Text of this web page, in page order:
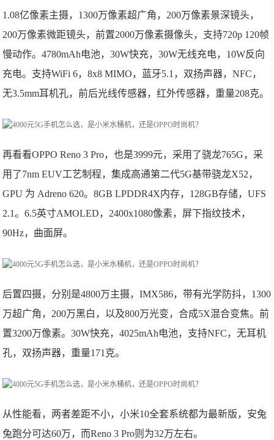
1.08亿像素主摄，1300万像素超广角，200万像素景深镜头，
200万像素微距镜头，前置2000万像素摄像头，支持720p 120帧
慢动作。4780mAh电池，30W快充，30W无线充电，10W反向
充电。支持WiFi 6，8x8 MIMO，蓝牙5.1，双扬声器，NFC，
无3.5mm耳机孔，前后光线传感器，红外传感器，重量208克。
再看看OPPO Reno 3 Pro，也是3999元，采用了骁龙765G，采
用了7nm EUV工艺制程，集成高通第二代5G基带骁龙X52，
GPU 为 Adreno 620。8GB LPDDR4X内存，128GB存储，UFS
2.1。6.5英寸AMOLED，2400x1080像素，屏下指纹技术，
90Hz，曲面屏。
后置四摄，分别是4800万主摄，IMX586，带有光学防抖，1300
万超广角，200万黑白，以及800万光变，合成5X混合变焦。前
置3200万像素。30W快充，4025mAh电池，支持NFC，无耳机
孔，双扬声器，重量171克。
从性能看，两者差距不小，小米10全套系统都为最新版，安兔
兔跑分可达60万，而Reno 3 Pro则为32万左右。